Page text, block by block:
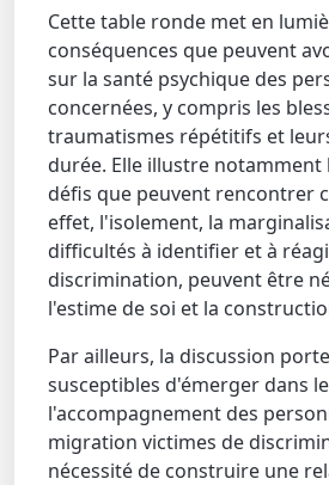
Cette table ronde met en
conséquences que peuvent
sur la santé psychique des
concernées, y compris les
traumatismes répétitifs et
durée. Elle illustre notamment
défis que peuvent rencontrer
effet, l'isolement, la
difficultés à identifier et à
discrimination, peuvent être
l'estime de soi et la
Par ailleurs, la discussion
susceptibles d'émerger dans
l'accompagnement des
migration victimes de
nécessité de construire une